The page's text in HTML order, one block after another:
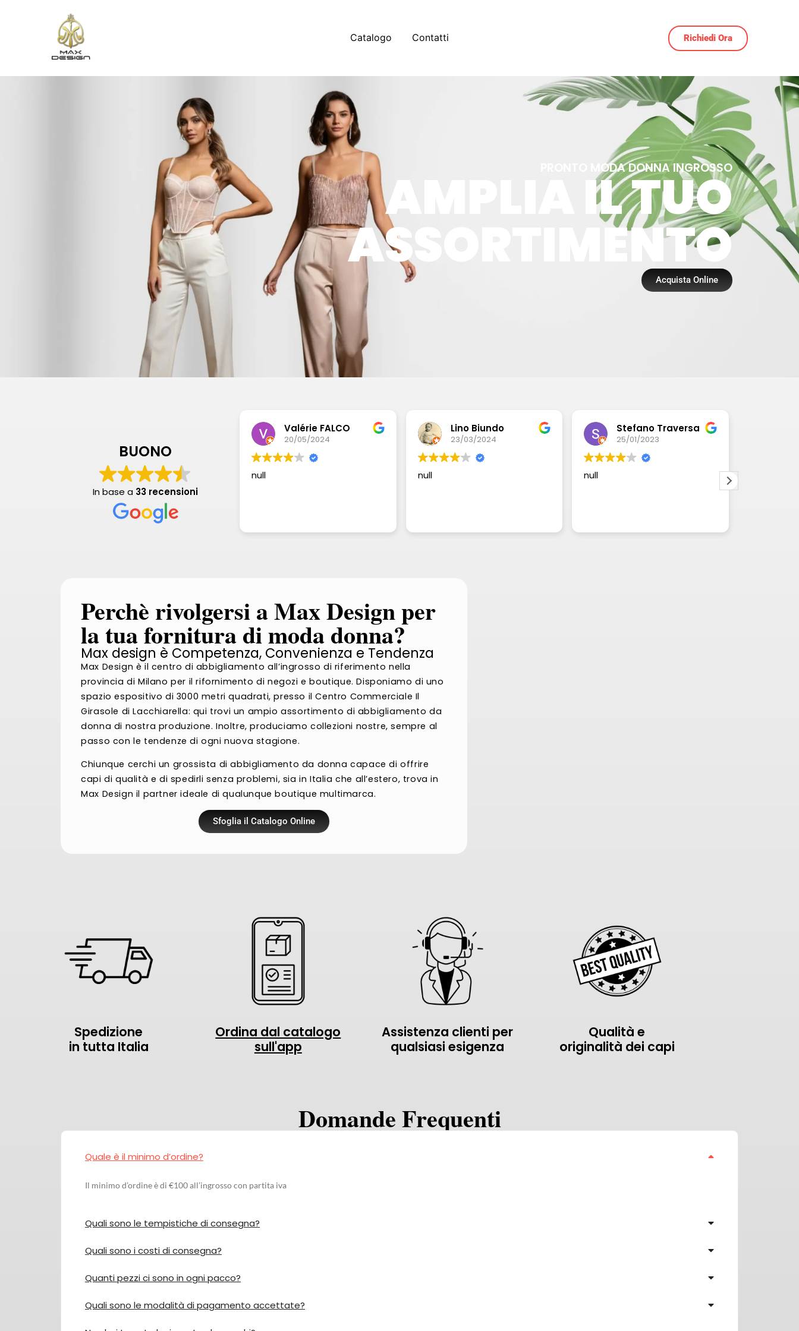
Catalogo Contatti Richiedi Ora
PRONTO MODA DONNA INGROSSO
AMPLIA IL TUO
ASSORTIMENTO
Acquista Online
BUONO
In base a 33 recensioni
Valérie FALCO
20/05/2024
null
Lino Biundo
23/03/2024
null
Stefano Traversa
25/01/2023
null
Perchè rivolgersi a Max Design per
la tua fornitura di moda donna?
Max design è Competenza, Convenienza e Tendenza
Max Design è il centro di abbigliamento all’ingrosso di riferimento nella
provincia di Milano per il rifornimento di negozi e boutique. Disponiamo di uno
spazio espositivo di 3000 metri quadrati, presso il Centro Commerciale Il
Girasole di Lacchiarella: qui trovi un ampio assortimento di abbigliamento da
donna di nostra produzione. Inoltre, produciamo collezioni nostre, sempre al
passo con le tendenze di ogni nuova stagione.
Chiunque cerchi un grossista di abbigliamento da donna capace di offrire
capi di qualità e di spedirli senza problemi, sia in Italia che all’estero, trova in
Max Design il partner ideale di qualunque boutique multimarca.
Sfoglia il Catalogo Online
Spedizione
in tutta Italia
Ordina dal catalogo
sull'app
Assistenza clienti per
qualsiasi esigenza
Qualità e
originalità dei capi
Domande Frequenti
Quale è il minimo d’ordine?
Il minimo d’ordine è di €100 all’ingrosso con partita iva
Quali sono le tempistiche di consegna?
Quali sono i costi di consegna?
Quanti pezzi ci sono in ogni pacco?
Quali sono le modalità di pagamento accettate?